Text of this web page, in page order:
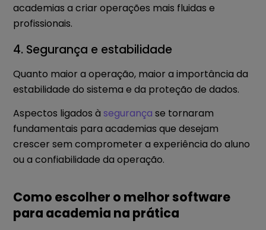
academias a criar operações mais fluidas e
profissionais.
4. Segurança e estabilidade
Quanto maior a operação, maior a importância da
estabilidade do sistema e da proteção de dados.
Aspectos ligados àsegurança se tornaram
fundamentais para academias que desejam
crescer sem comprometer a experiência do aluno
ou a confiabilidade da operação.
Como escolher o melhor software
para academia na prática